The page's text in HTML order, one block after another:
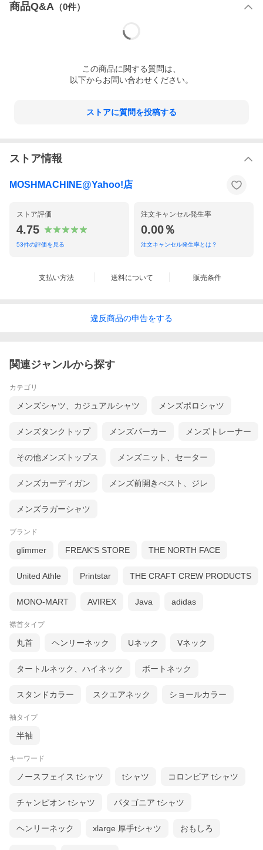
商品Q&A （0件）
この商品に関する質問は、
以下からお問い合わせください。
ストアに質問を投稿する
ストア情報
MOSHMACHINE@Yahoo!店
ストア評価
4.75
53件の評価を見る
注文キャンセル発生率
0.00％
注文キャンセル発生率とは？
支払い方法 送料について 販売条件
違反商品の申告をする
関連ジャンルから探す
カテゴリ
メンズシャツ、カジュアルシャツ メンズポロシャツ
メンズタンクトップ メンズパーカー メンズトレーナー
その他メンズトップス メンズニット、セーター
メンズカーディガン メンズ前開きべスト、ジレ
メンズラガーシャツ
ブランド
glimmer FREAK'S STORE THE NORTH FACE
United Athle Printstar THE CRAFT CREW PRODUCTS
MONO-MART AVIREX Java adidas
襟首タイプ
丸首 ヘンリーネック Uネック Vネック
タートルネック、ハイネック ボートネック
スタンドカラー スクエアネック ショールカラー
袖タイプ
半袖
キーワード
ノースフェイス tシャツ tシャツ コロンビア tシャツ
チャンピオン tシャツ パタゴニア tシャツ
ヘンリーネック xlarge 厚手tシャツ おもしろ